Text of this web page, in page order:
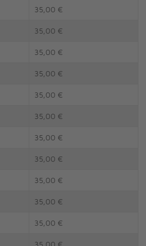
35,00 €
35,00 €
35,00 €
35,00 €
35,00 €
35,00 €
35,00 €
35,00 €
35,00 €
35,00 €
35,00 €
35,00 €